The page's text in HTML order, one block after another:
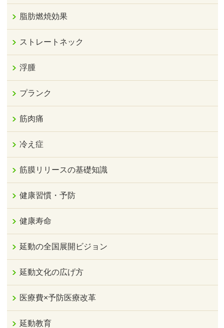
脂肪燃焼効果
ストレートネック
浮腫
プランク
筋肉痛
冷え症
筋膜リリースの基礎知識
健康習慣・予防
健康寿命
延動の全国展開ビジョン
延動文化の広げ方
医療費×予防医療改革
延動教育